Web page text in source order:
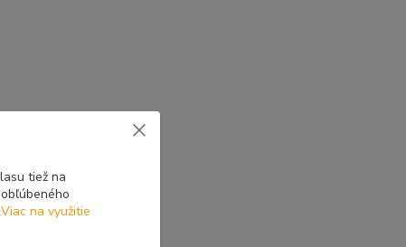
tiež na
Viac na využitie